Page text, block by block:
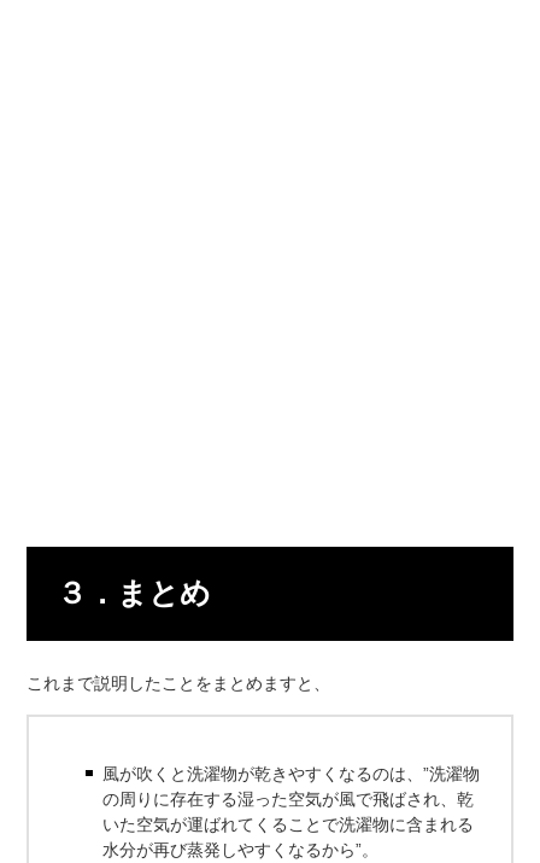
３．まとめ
これまで説明したことをまとめますと、
風が吹くと洗濯物が乾きやすくなるのは、”洗濯物
の周りに存在する湿った空気が風で飛ばされ、乾
いた空気が運ばれてくることで洗濯物に含まれる
水分が再び蒸発しやすくなるから”。